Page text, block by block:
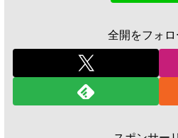
全開をフォロ